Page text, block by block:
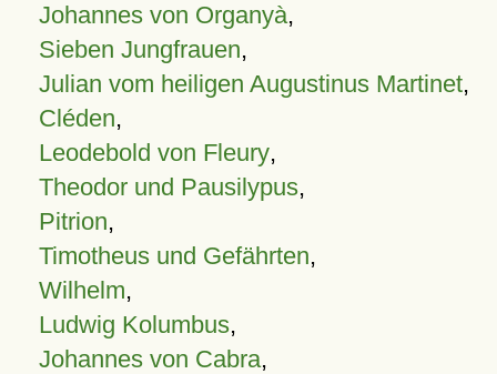
Johannes von Organyà,
Sieben Jungfrauen,
Julian vom heiligen Augustinus Martinet,
Cléden,
Leodebold von Fleury,
Theodor und Pausilypus,
Pitrion,
Timotheus und Gefährten,
Wilhelm,
Ludwig Kolumbus,
Johannes von Cabra,